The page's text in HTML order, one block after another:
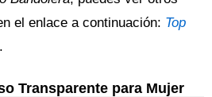
el enlace a continuación: Top
.
Transparente para Mujer